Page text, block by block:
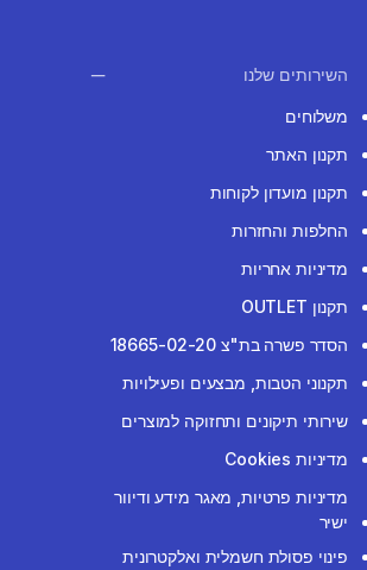
השירותים שלנו
משלוחים
תקנון האתר
תקנון מועדון לקוחות
החלפות והחזרות
מדיניות אחריות
תקנון OUTLET
הסדר פשרה בת"צ 18665-02-20
תקנוני הטבות, מבצעים ופעילויות
שירותי תיקונים ותחזוקה למוצרים
מדיניות Cookies
מדיניות פרטיות, מאגר מידע ודיוור
ישיר
פינוי פסולת חשמלית ואלקטרונית